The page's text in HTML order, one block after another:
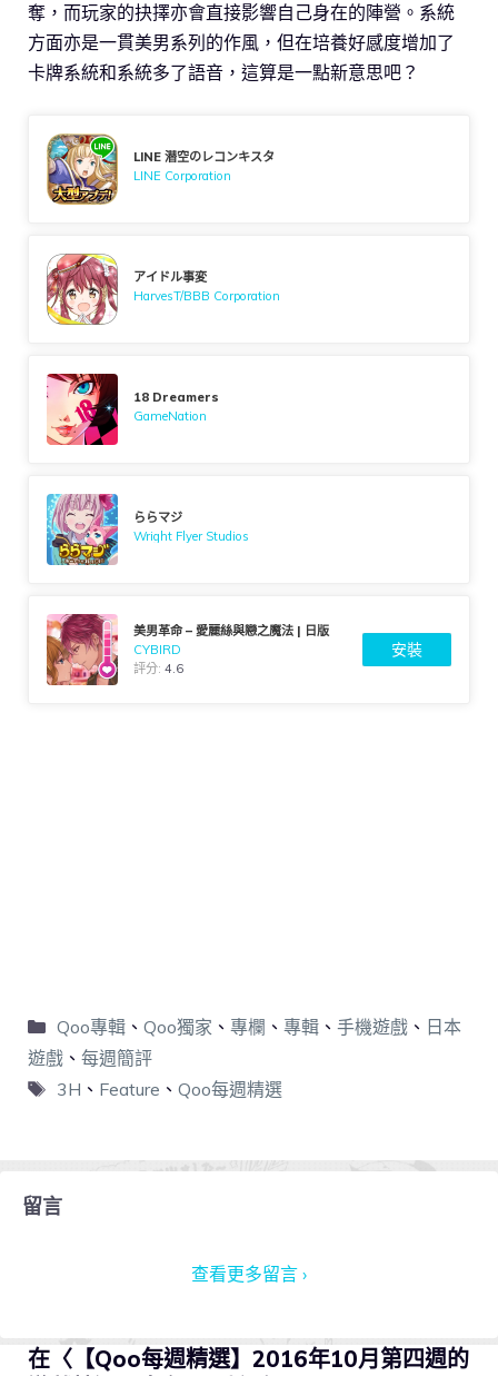
奪，而玩家的抉擇亦會直接影響自己身在的陣營。系統
方面亦是一貫美男系列的作風，但在培養好感度增加了
卡牌系統和系統多了語音，這算是一點新意思吧？
LINE 潜空のレコンキスタ
LINE Corporation
アイドル事変
HarvesT/BBB Corporation
18 Dreamers
GameNation
ららマジ
Wright Flyer Studios
美男革命 – 愛麗絲與戀之魔法 | 日版
CYBIRD
評分:4.6
安裝
Qoo專輯、 Qoo獨家 、 專欄 、 專輯、 手機遊戲、 日本
遊戲 、 每週簡評
3H 、 Feature 、 Qoo每週精選
留言
查看更多留言 ›
在〈【Qoo每週精選】2016年10月第四週的